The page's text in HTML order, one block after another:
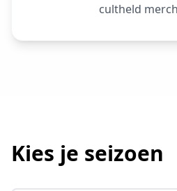
cultheld
Kies je seizoen